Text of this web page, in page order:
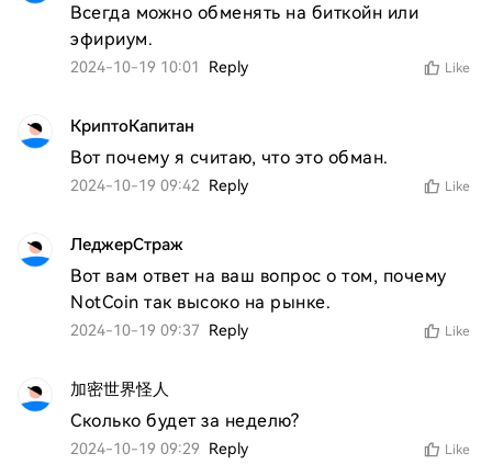
Всегда можно обменять на биткойн или
эфириум.
2024-10-19 10:01 Reply Like
КриптоКапитан
Вот почему я считаю, что это обман.
2024-10-19 09:42 Reply Like
ЛеджерСтраж
Вот вам ответ на ваш вопрос о том, почему
NotCoin так высоко на рынке.
2024-10-19 09:37 Reply Like
加密世界怪人
Сколько будет за неделю?
2024-10-19 09:29 Reply Like